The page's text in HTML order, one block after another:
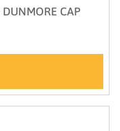
CAP